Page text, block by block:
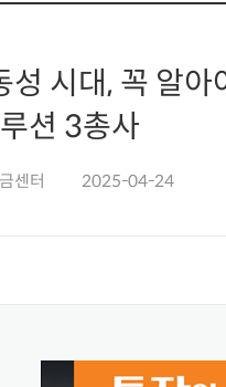
시대, 꼭 알아
션 3총사
센터 2025-04-24